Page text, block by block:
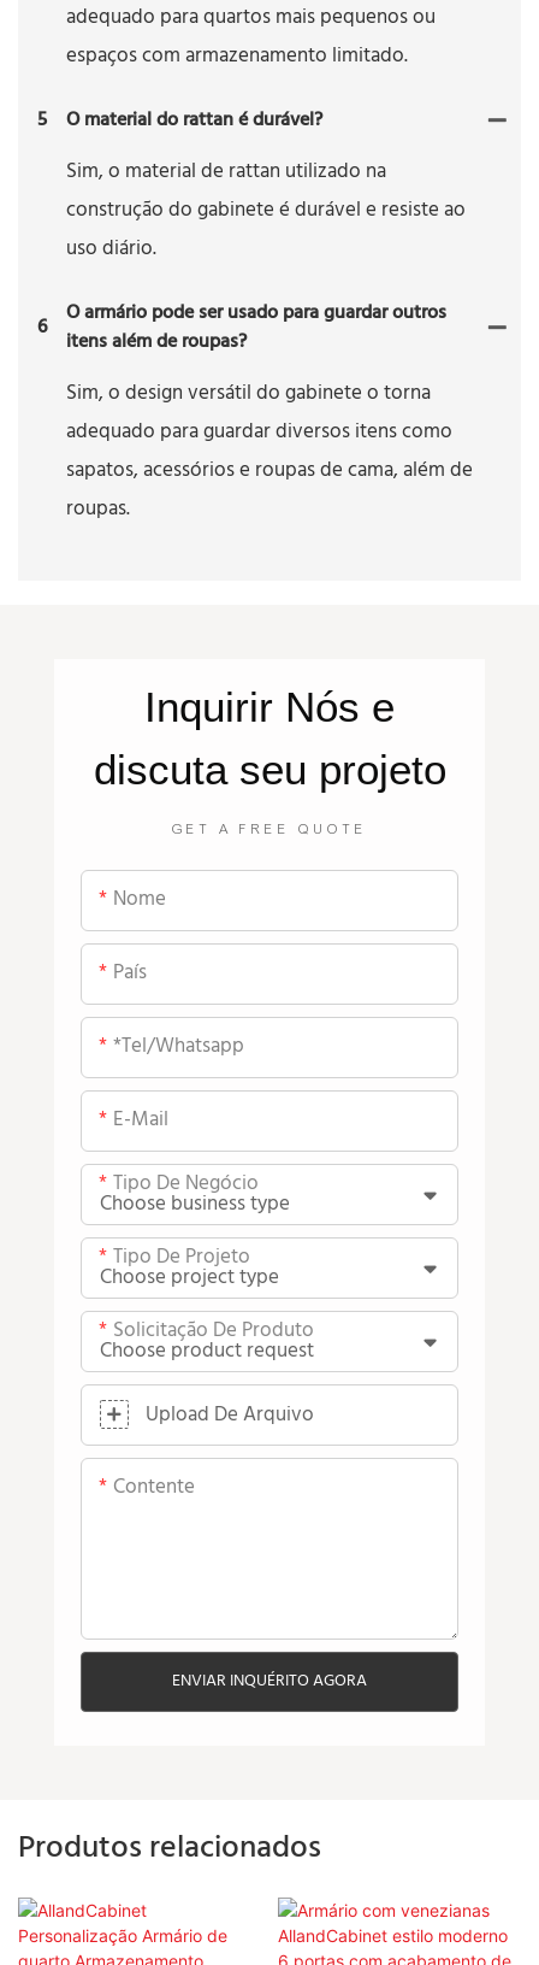
adequado para quartos mais pequenos ou
espaços com armazenamento limitado.
5 O material do rattan é durável?
Sim, o material de rattan utilizado na
construção do gabinete é durável e resiste ao
uso diário.
6
O armário pode ser usado para guardar outros
itens além de roupas?
Sim, o design versátil do gabinete o torna
adequado para guardar diversos itens como
sapatos, acessórios e roupas de cama, além de
roupas.
Inquirir Nós e
discuta seu projeto
GET A FREE QUOTE
Nome
País
*tel/whatsapp
E-Mail
Tipo De Negócio
Tipo De Projeto
Solicitação De Produto
Upload De Arquivo
Contente
ENVIAR INQUÉRITO AGORA
Produtos relacionados